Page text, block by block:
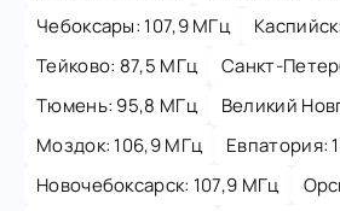
Чебоксары: 107,9 МГц
Тейково: 87,5 МГц
Санкт-
Тюмень: 95,8 МГц
Великий
Моздок: 106,9 МГц
Евпатория:
Новочебоксарск: 107,9 МГц